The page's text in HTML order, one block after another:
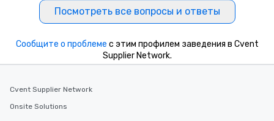
Посмотреть все вопросы и ответы
Сообщите о проблеме с этим профилем заведения в Cvent
Supplier Network.
Cvent Supplier Network
Onsite Solutions